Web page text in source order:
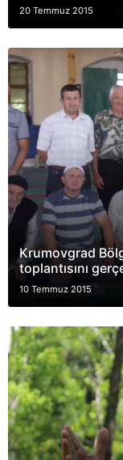
20 Temmuz 2015
Krumovgrad
toplantısını
10 Temmuz 2015